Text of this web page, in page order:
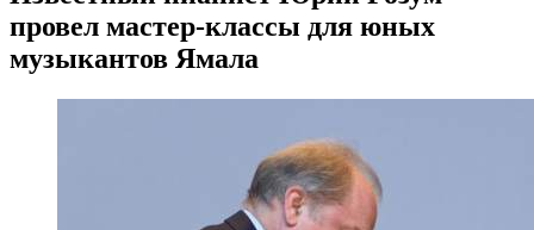
провел мастер-классы для юных
музыкантов Ямала